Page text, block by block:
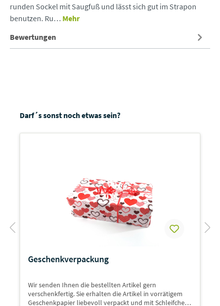
runden Sockel mit Saugfuß und lässt sich gut im Strapon
benutzen. Ru… Mehr
Bewertungen
Darf´s sonst noch etwas sein?
Geschenkverpackung
Wir senden Ihnen die bestellten Artikel gern
verschenkfertig. Sie erhalten die Artikel in vorrätigem
Geschenkpapier liebevoll verpackt und mit Schleifchen.